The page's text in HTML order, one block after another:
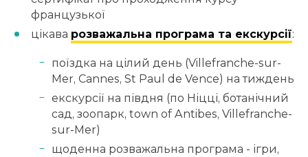
французької
цікава розважальна програма та екскурсії:
поїздка на цілий день (Villefranche-sur-
Mer, Cannes, St Paul de Vence) на тиждень
екскурсії на півдня (по Ніцці, ботанічний
сад, зоопарк, town of Antibes, Villefranche-
sur-Mer)
щоденна розважальна програма - ігри,